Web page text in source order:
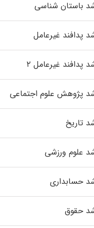
باستان شناسی
پدافند غیرعامل
پدافند غیرعامل ۲
پژوهش علوم اجتماعی
تاریخ
علوم ورزشی
حسابداری
حقوق